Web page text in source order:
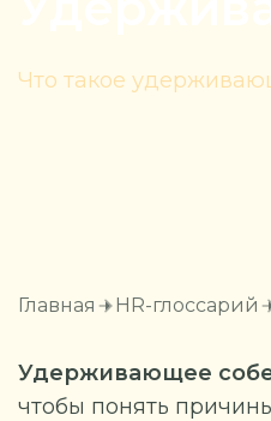
Что такое
Главная HR-глоссарий
Удерживающее
чтобы понять